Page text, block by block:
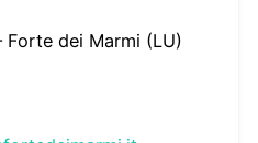
dei Marmi (LU)